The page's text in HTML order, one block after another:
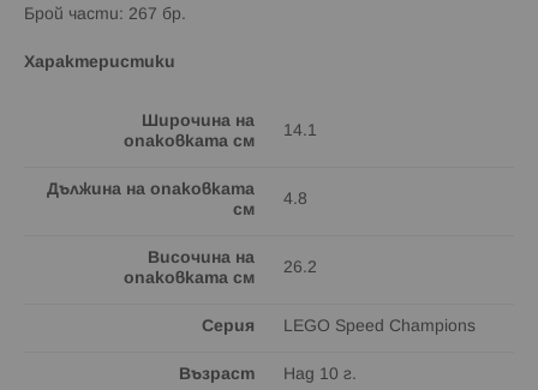
Брой части: 267 бр.
Характеристики
Широчина на
опаковката см
14.1
Дължина на опаковката
см
4.8
Височина на
опаковката см
26.2
Серия LEGO Speed Champions
Възраст Над 10 г.